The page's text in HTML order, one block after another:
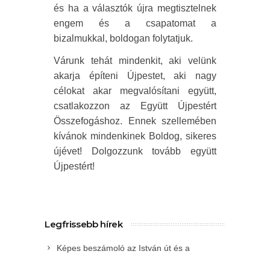
és ha a választók újra megtisztelnek
engem és a csapatomat a
bizalmukkal, boldogan folytatjuk.
Várunk tehát mindenkit, aki velünk
akarja építeni Újpestet, aki nagy
célokat akar megvalósítani együtt,
csatlakozzon az Együtt Újpestért
Összefogáshoz. Ennek szellemében
kívánok mindenkinek Boldog, sikeres
újévet! Dolgozzunk tovább együtt
Újpestért!
Legfrissebb hírek
Képes beszámoló az István út és a